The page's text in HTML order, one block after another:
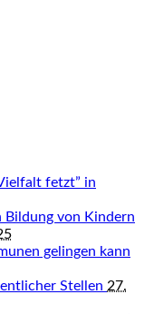
fetzt” in
Bildung von Kindern
gelingen kann
Stellen 27.